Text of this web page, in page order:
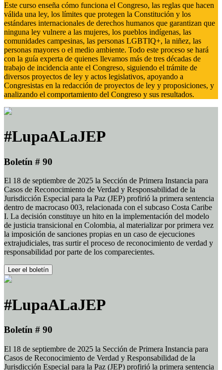
Este curso enseña cómo funciona el Congreso, las reglas que hacen
válida una ley, los límites que protegen la Constitución y los
estándares internacionales de derechos humanos que garantizan que
ninguna ley vulnere a las mujeres, los pueblos indígenas, las
comunidades campesinas, las personas LGBTIQ+, la niñez, las
personas mayores o el medio ambiente. Todo este proceso se hará
con la guía experta de quienes llevamos más de tres décadas de
trabajo de incidencia ante el Congreso, siguiendo el trámite de
diversos proyectos de ley y actos legislativos, apoyando a
Congresistas en la redacción de proyectos de ley y proposiciones, y
analizando el comportamiento del Congreso y sus resultados.
#LupaALaJEP
Boletín # 90
El 18 de septiembre de 2025 la Sección de Primera Instancia para
Casos de Reconocimiento de Verdad y Responsabilidad de la
Jurisdicción Especial para la Paz (JEP) profirió la primera sentencia
dentro de macrocaso 003, relacionada con el subcaso Costa Caribe
I. La decisión constituye un hito en la implementación del modelo
de justicia transicional en Colombia, al materializar por primera vez
la imposición de sanciones propias en un caso de ejecuciones
extrajudiciales, tras surtir el proceso de reconocimiento de verdad y
responsabilidad por parte de los comparecientes.
Leer el boletín
#LupaALaJEP
Boletín # 90
El 18 de septiembre de 2025 la Sección de Primera Instancia para
Casos de Reconocimiento de Verdad y Responsabilidad de la
Jurisdicción Especial para la Paz (JEP) profirió la primera sentencia